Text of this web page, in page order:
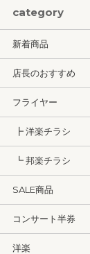
category
新着商品
店長のおすすめ
フライヤー
┣ 洋楽チラシ
┗ 邦楽チラシ
SALE商品
コンサート半券
洋楽